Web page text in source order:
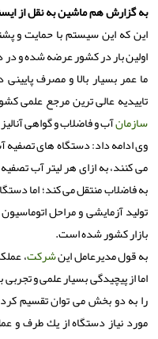
به گزارش هم ماشین به نقل از ایسنا
این كه این سیستم با حمایت و
اولین بار در كشور عرضه شده و در
ما عمر بسیار بالا و مصرف
تاییدیه عالی ترین مرجع علمی
سازمانآب و فاضلاب و گواهی
به فاضلاب منتقل می كند؛ اما
تولید آزمایشی و مراحل
بازار كشور شده است.
به قول مدیرعامل اینشركت،
اما از پیچیدگی بسیار علمی و
را به دو بخش می توان تقسیم
مورد نیاز دستگاه از یك طرف و